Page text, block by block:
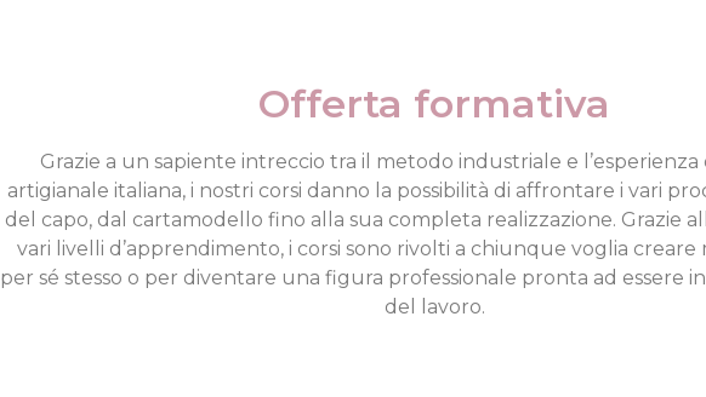
Offerta formativa
Grazie a un sapiente intreccio tra il metodo industriale e l’esperienza
artigianale italiana, i nostri corsi danno la possibilità di affrontare i vari
del capo, dal cartamodello fino alla sua completa realizzazione. Grazie
vari livelli d’apprendimento, i corsi sono rivolti a chiunque voglia creare
per sé stesso o per diventare una figura professionale pronta ad essere
del lavoro.